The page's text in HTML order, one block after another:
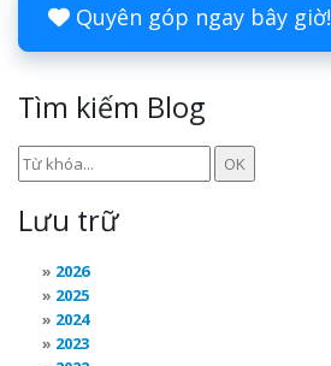
Quyên góp ngay bây giờ!
Tìm kiếm Blog
Lưu trữ
2026
2025
2024
2023